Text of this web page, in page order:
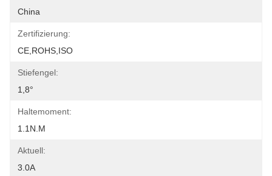
China
Zertifizierung:
CE,ROHS,ISO
Stiefengel:
1,8°
Haltemoment:
1.1N.m
Aktuell:
3.0A